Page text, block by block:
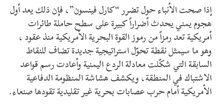
إذا صحت الأنباء حول تضرر “كارل فينسون”، فإن ذلك يعد أول
هجوم يمني يحدث أضراراً كبيرة على سطح حاملة طائرات
أمريكية تعد رمزاً من رموز القوة البحرية الأمريكية منذ عقود ،
وهو ما سيمثل نقطة تحوّل استراتيجية جديدة تضاف للنقاط
السابقة التي شكّلت معادلة الردع اليمنية وأعادت رسم قواعد
الاشتباك في المنطقة، ويكشف هشاشة المنظومة الدفاعية
الأمريكية أمام حرب عصابات بحرية غير تقليدية تقودها صنعاء.